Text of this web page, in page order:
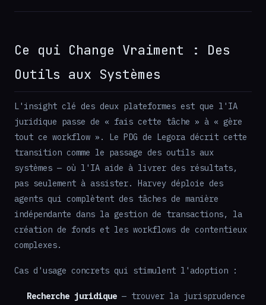
Ce qui Change Vraiment : Des
Outils aux Systèmes
L'insight clé des deux plateformes est que l'IA
juridique passe de « fais cette tâche » à « gère
tout ce workflow ». Le PDG de Legora décrit cette
transition comme le passage des outils aux
systèmes — où l'IA aide à livrer des résultats,
pas seulement à assister. Harvey déploie des
agents qui complètent des tâches de manière
indépendante dans la gestion de transactions, la
création de fonds et les workflows de contentieux
complexes.
Cas d'usage concrets qui stimulent l'adoption :
Recherche juridique — trouver la jurisprudence